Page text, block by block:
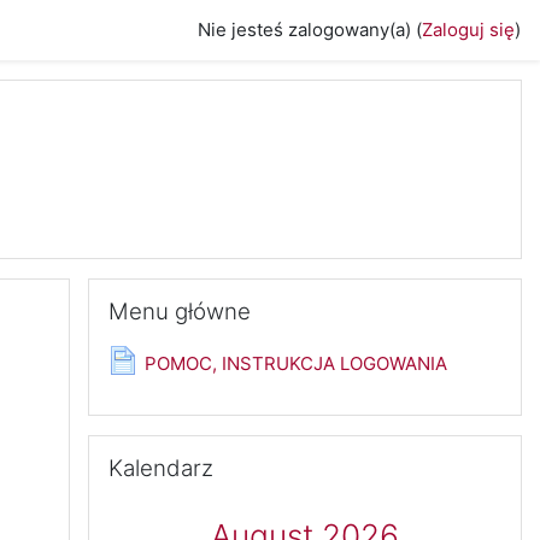
Nie jesteś zalogowany(a) (Zaloguj się)
Menu główne
POMOC, INSTRUKCJA LOGOWANIA
Kalendarz